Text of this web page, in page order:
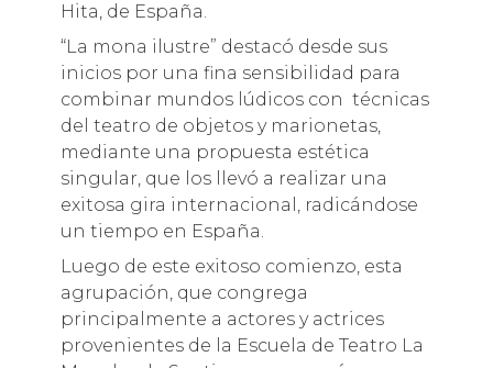
Hita, de España.
“La mona ilustre” destacó desde sus
inicios por una fina sensibilidad para
combinar mundos lúdicos con técnicas
del teatro de objetos y marionetas,
mediante una propuesta estética
singular, que los llevó a realizar una
exitosa gira internacional, radicándose
un tiempo en España.
Luego de este exitoso comienzo, esta
agrupación, que congrega
principalmente a actores y actrices
provenientes de la Escuela de Teatro La